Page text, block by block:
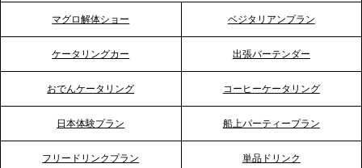
プレスリリースのご案内｜「温かな食」が会話のス
イッチに。新入社員研修で《食体験としてのケータ
マグロ解体ショー ベジタリアンプラン
ケータリングカー 出張バーテンダー
おでんケータリング コーヒーケータリング
日本体験プラン 船上パーティープラン
フリードリンクプラン 単品ドリンク